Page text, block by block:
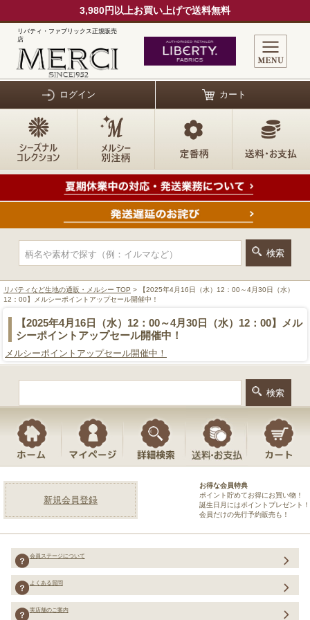
3,980円以上お買い上げで送料無料
リバティ・ファブリックス正規販売
店
ログイン カート
リバティなど生地の通販・メルシー TOP > 【2025年4月16日（水）12：00～4月30日（水）
12：00】メルシーポイントアップセール開催中！
【2025年4月16日（水）12：00～4月30日（水）12：00】メル
シーポイントアップセール開催中！
メルシーポイントアップセール開催中！
新規会員登録
お得な会員特典
ポイント貯めてお得にお買い物！
誕生日月にはポイントプレゼント！
会員だけの先行予約販売も！
会員ステージについて
よくある質問
実店舗のご案内